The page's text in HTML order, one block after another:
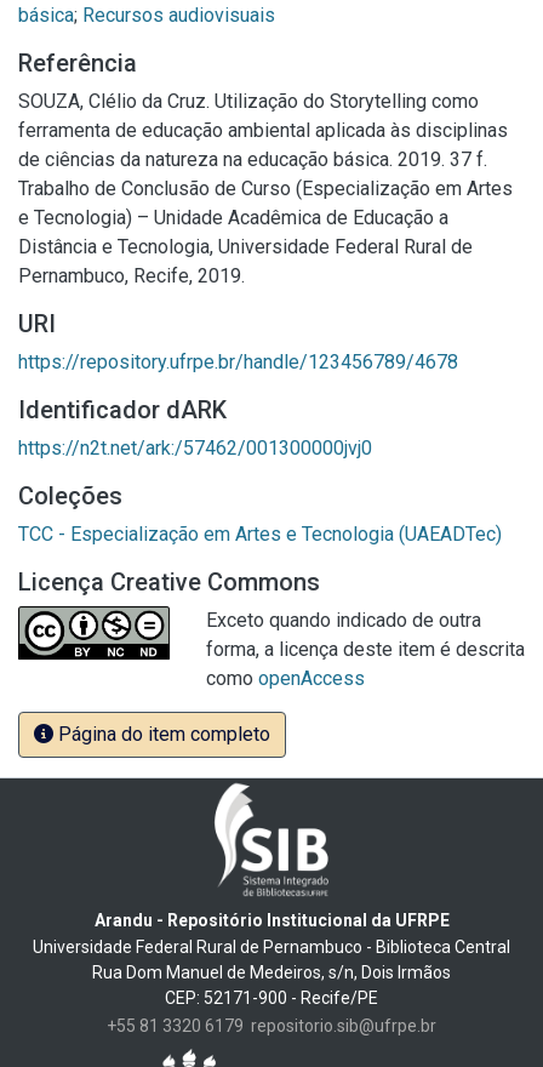
básica; Recursos audiovisuais
Referência
SOUZA, Clélio da Cruz. Utilização do Storytelling como
ferramenta de educação ambiental aplicada às disciplinas
de ciências da natureza na educação básica. 2019. 37 f.
Trabalho de Conclusão de Curso (Especialização em Artes
e Tecnologia) – Unidade Acadêmica de Educação a
Distância e Tecnologia, Universidade Federal Rural de
Pernambuco, Recife, 2019.
URI
https://repository.ufrpe.br/handle/123456789/4678
Identificador dARK
https://n2t.net/ark:/57462/001300000jvj0
Coleções
TCC - Especialização em Artes e Tecnologia (UAEADTec)
Licença Creative Commons
Exceto quando indicado de outra
forma, a licença deste item é descrita
como openAccess
Página do item completo
Arandu - Repositório Institucional da UFRPE
Universidade Federal Rural de Pernambuco - Biblioteca Central
Rua Dom Manuel de Medeiros, s/n, Dois Irmãos
CEP: 52171-900 - Recife/PE
+55 81 3320 6179 repositorio.sib@ufrpe.br